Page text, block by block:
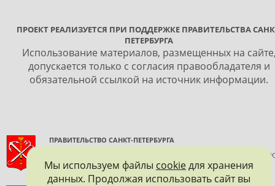
ПРОЕКТ РЕАЛИЗУЕТСЯ ПРИ ПОДДЕРЖКЕ ПРАВИТЕЛЬСТВА
ПЕТЕРБУРГА
Использование материалов, размещенных на
допускается только с согласия правообладателя и
обязательной ссылкой на источник информации.
ПРАВИТЕЛЬСТВО САНКТ-ПЕТЕРБУРГА
КОМИТЕТ ПО ГОСУДАРСТВЕННОМУ КОНТРОЛЮ,
И ОХРАНЕ ПАМЯТНИКОВ ИСТОРИИ И КУЛЬТУРЫ
Мы используем файлы cookieдля хранения
данных. Продолжая использовать сайт вы